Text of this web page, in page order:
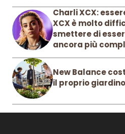
Charli XCX:
XCX è molto
smettere di
ancora più
New Balance
il proprio giardino